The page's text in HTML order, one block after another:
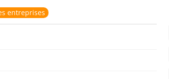
entreprises